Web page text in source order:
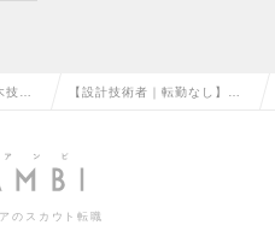
術
の転
【設計技術者｜転勤なし】取
全に貢献する企業の求人情報
のスカウト転職